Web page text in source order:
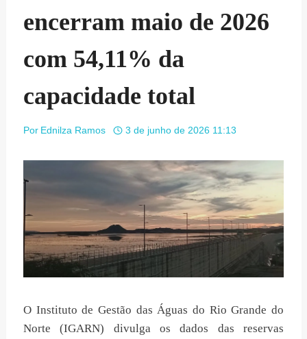
encerram maio de 2026
com 54,11% da
capacidade total
Por Ednilza Ramos 3 de junho de 2026 11:13
O Instituto de Gestão das Águas do Rio Grande do
Norte (IGARN) divulga os dados das reservas